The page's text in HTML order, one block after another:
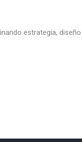
estrategia,